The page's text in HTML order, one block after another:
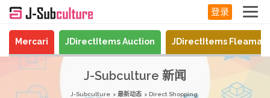
登录
Mercari JDirectItems Auction JDirectItems
J-Subculture 新闻
J-Subculture 最新动态 Direct Shopping